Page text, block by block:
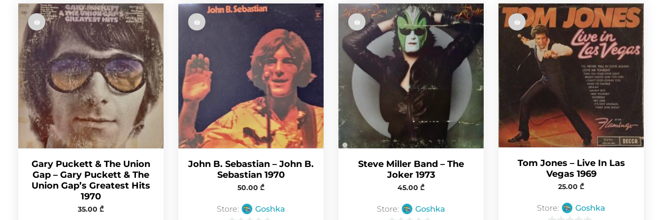
Gary Puckett & The Union
Gap – Gary Puckett & The
Union Gap’s Greatest Hits
1970
35.00 ₾
John B. Sebastian – John B.
Sebastian 1970
50.00 ₾
Store: Goshka
Steve Miller Band – The
Joker 1973
45.00 ₾
Store: Goshka
Tom Jones ‎– Live In Las
Vegas 1969
25.00 ₾
Store: Goshka